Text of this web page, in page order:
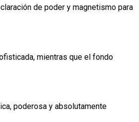
de poder y magnetismo para
mientras que el fondo
poderosa y absolutamente